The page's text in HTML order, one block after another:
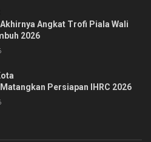
Angkat Trofi Piala Wali
2026
Persiapan IHRC 2026